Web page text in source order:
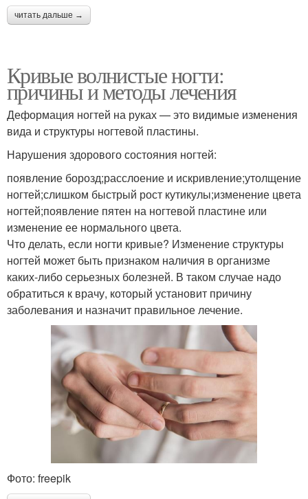
читать дальше →
Кривые волнистые ногти:
причины и методы лечения
Деформация ногтей на руках — это видимые изменения
вида и структуры ногтевой пластины.
Нарушения здорового состояния ногтей:
появление борозд;расслоение и искривление;утолщение
ногтей;слишком быстрый рост кутикулы;изменение цвета
ногтей;появление пятен на ногтевой пластине или
изменение ее нормального цвета.
Что делать, если ногти кривые? Изменение структуры
ногтей может быть признаком наличия в организме
каких-либо серьезных болезней. В таком случае надо
обратиться к врачу, который установит причину
заболевания и назначит правильное лечение.
Фото: freepik